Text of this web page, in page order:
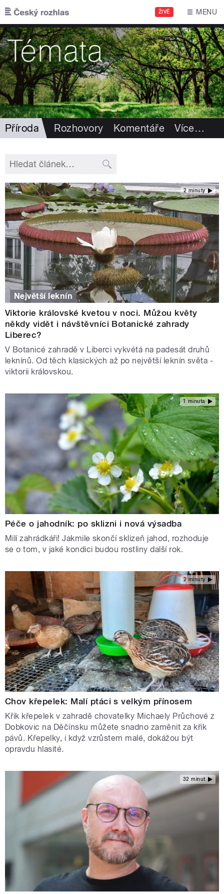
Přejít k hlavnímu obsahu
ŽIVĚ MENU
Příroda Rozhovory Komentáře Více…
2 minuty
Největší leknín
Viktorie královské kvetou v noci. Můžou květy
někdy vidět i návštěvníci Botanické zahrady
Liberec?
V Botanicé zahradě v Liberci vykvétá na padesát druhů
leknínů. Od těch klasických až po největší leknín světa -
viktorii královskou.
1 minuta
Péče o jahodník: po sklizni i nová výsadba
Milí zahrádkáři! Jakmile skončí sklizeň jahod, rozhoduje
se o tom, v jaké kondici budou rostliny další rok.
2 minuty
Chov křepelek: Malí ptáci s velkým přínosem
Křik křepelek v zahradě chovatelky Michaely Průchové z
Dobkovic na Děčínsku můžete snadno zaměnit za křik
pávů. Křepelky, i když vzrůstem malé, dokážou být
opravdu hlasité.
32 minut